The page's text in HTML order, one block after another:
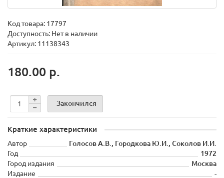
Код товара: 17797
Доступность: Нет в наличии
Артикул: 11138343
180.00 р.
Закончился
Краткие характеристики
Автор
Голосов А.В., Городкова Ю.И., Соколов И.И.
Год
1972
Город издания
Москва
Издание
-